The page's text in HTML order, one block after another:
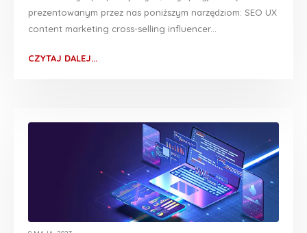
prezentowanym przez nas poniższym narzędziom: SEO UX
content marketing cross-selling influencer...
CZYTAJ DALEJ...